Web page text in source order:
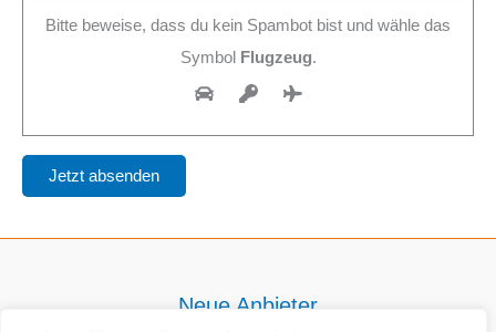
Bitte beweise, dass du kein Spambot bist und wähle das
Symbol
Flugzeug.
Neue Anbieter